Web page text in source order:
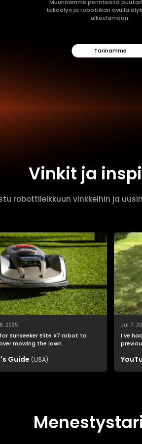
Muunnamme perinteistä
tekoälyn ja robotiikan avulla
ulkoelämään.
Tarinamme
Vinkit ja
robottileikkuun vinkkeihin ja
2025
Sunseeker Elite X7 robot to
mowing the lawn.
Guide (USA)
Jul 7,
I've
setup